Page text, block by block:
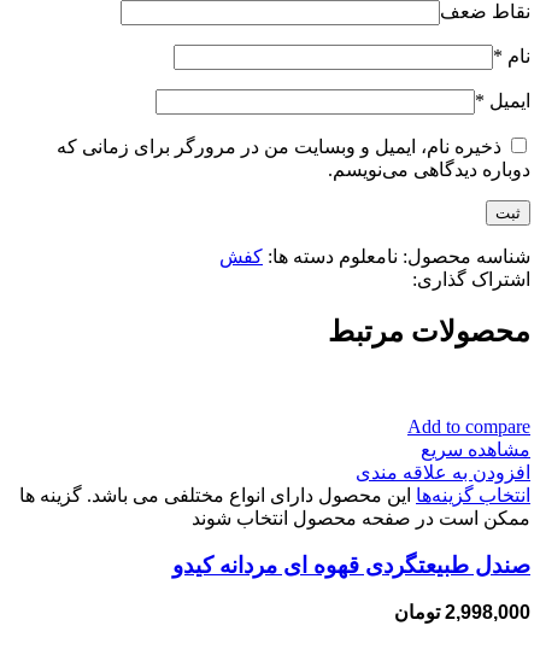
نقاط ضعف
نام *
ایمیل *
ذخیره نام، ایمیل و وبسایت من در مرورگر برای زمانی که
دوباره دیدگاهی می‌نویسم.
شناسه محصول: نامعلوم دسته ها: کفش
اشتراک گذاری:
محصولات مرتبط
Add to compare
مشاهده سریع
افزودن به علاقه مندی
انتخاب گزینه‌ها این محصول دارای انواع مختلفی می باشد. گزینه ها
ممکن است در صفحه محصول انتخاب شوند
صندل طبیعتگردی قهوه ای مردانه کیدو
2,998,000 تومان